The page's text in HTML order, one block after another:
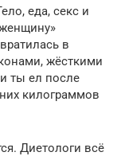
еда, секс и
в
жёсткими
ты ел после
килограммов
Диетологи всё